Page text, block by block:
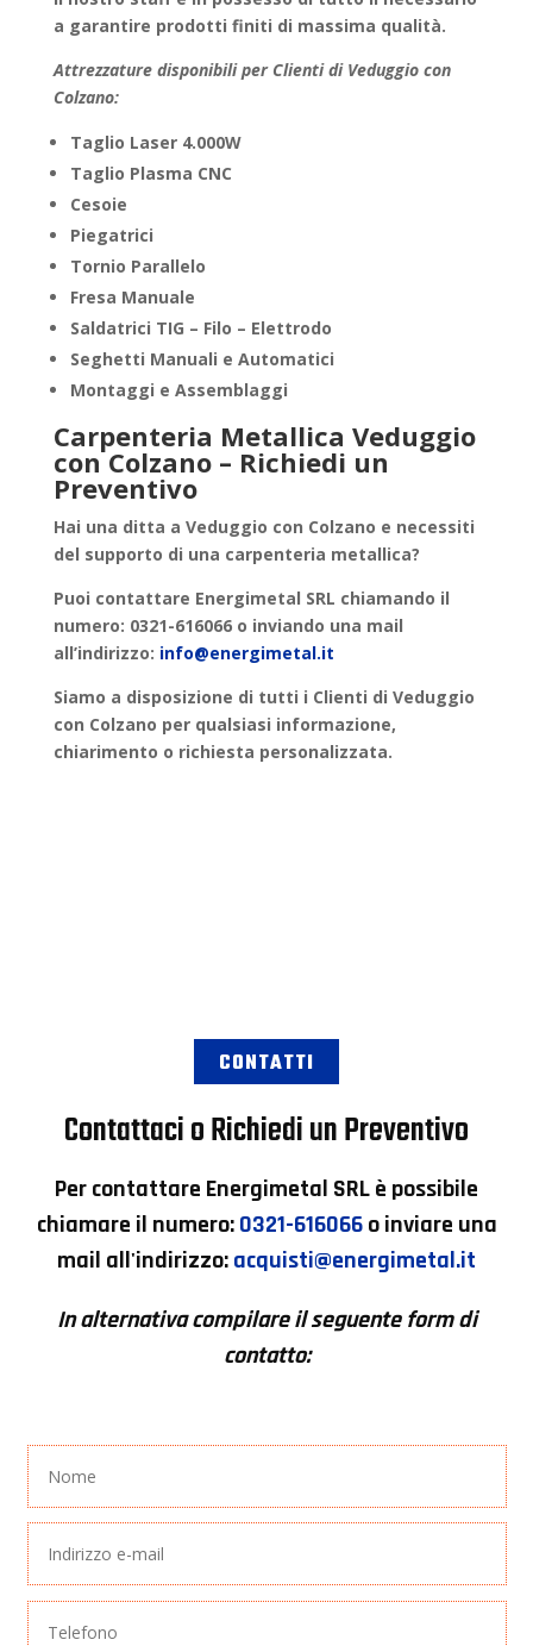
a garantire prodotti finiti di massima qualità.
Attrezzature disponibili per Clienti di Veduggio con
Colzano:
Taglio Laser 4.000W
Taglio Plasma CNC
Cesoie
Piegatrici
Tornio Parallelo
Fresa Manuale
Saldatrici TIG – Filo – Elettrodo
Seghetti Manuali e Automatici
Montaggi e Assemblaggi
Carpenteria Metallica Veduggio
con Colzano – Richiedi un
Preventivo
Hai una ditta a Veduggio con Colzano e necessiti
del supporto di una carpenteria metallica?
Puoi contattare Energimetal SRL chiamando il
numero: 0321-616066 o inviando una mail
all’indirizzo: info@energimetal.it
Siamo a disposizione di tutti i Clienti di Veduggio
con Colzano per qualsiasi informazione,
chiarimento o richiesta personalizzata.
CONTATTI
Contattaci o Richiedi un Preventivo
Per contattare Energimetal SRLè possibile
chiamare il numero:0321-616066o inviare una
mail all'indirizzo:acquisti@energimetal.it
In alternativa compilare il seguente form di
contatto: